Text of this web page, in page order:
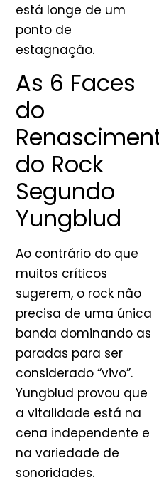
está longe de um
ponto de
estagnação.
As 6 Faces
do
do Rock
Segundo
Yungblud
Ao contrário do que
muitos críticos
sugerem, o rock não
precisa de uma única
banda dominando as
paradas para ser
considerado “vivo”.
Yungblud provou que
a vitalidade está na
cena independente e
na variedade de
sonoridades.